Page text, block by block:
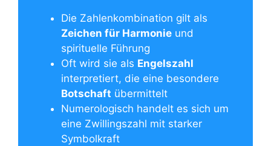
Die Zahlenkombination gilt als
Zeichen für Harmonie und
spirituelle Führung
Oft wird sie als Engelszahl
interpretiert, die eine besondere
Botschaft übermittelt
Numerologisch handelt es sich um
eine Zwillingszahl mit starker
Symbolkraft